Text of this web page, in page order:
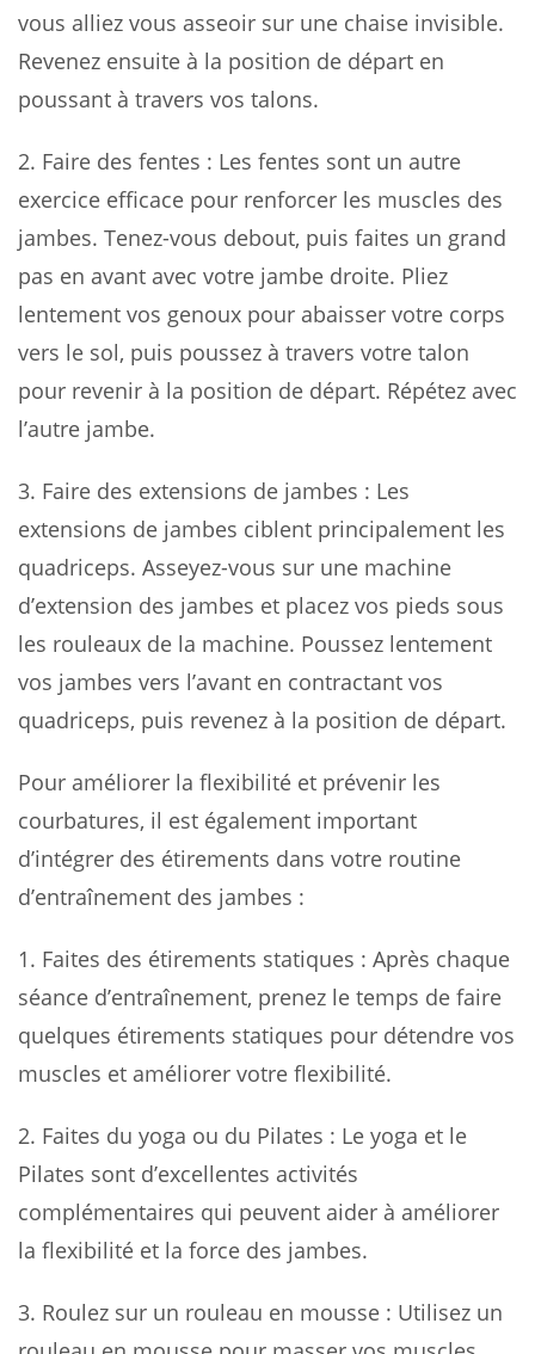
vous alliez vous asseoir sur une chaise invisible.
Revenez ensuite à la position de départ en
poussant à travers vos talons.
2. Faire des fentes : Les fentes sont un autre
exercice efficace pour renforcer les muscles des
jambes. Tenez-vous debout, puis faites un grand
pas en avant avec votre jambe droite. Pliez
lentement vos genoux pour abaisser votre corps
vers le sol, puis poussez à travers votre talon
pour revenir à la position de départ. Répétez avec
l’autre jambe.
3. Faire des extensions de jambes : Les
extensions de jambes ciblent principalement les
quadriceps. Asseyez-vous sur une machine
d’extension des jambes et placez vos pieds sous
les rouleaux de la machine. Poussez lentement
vos jambes vers l’avant en contractant vos
quadriceps, puis revenez à la position de départ.
Pour améliorer la flexibilité et prévenir les
courbatures, il est également important
d’intégrer des étirements dans votre routine
d’entraînement des jambes :
1. Faites des étirements statiques : Après chaque
séance d’entraînement, prenez le temps de faire
quelques étirements statiques pour détendre vos
muscles et améliorer votre flexibilité.
2. Faites du yoga ou du Pilates : Le yoga et le
Pilates sont d’excellentes activités
complémentaires qui peuvent aider à améliorer
la flexibilité et la force des jambes.
3. Roulez sur un rouleau en mousse : Utilisez un